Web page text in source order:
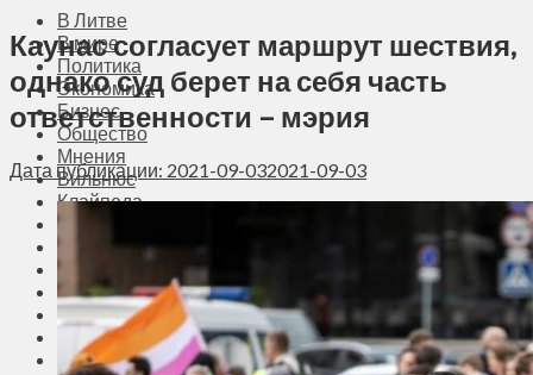
В Литве
В мире
Политика
Экономика
Бизнес
Общество
Мнения
Вильнюс
Клайпеда
Висагинас
Регионы
Соседи
Транспорт
Выбор читателей
Калейдоскоп
Армия
Каунас согласует маршрут шествия,
однако суд берет на себя часть
ответственности – мэрия
Дата публикации: 2021-09-032021-09-03